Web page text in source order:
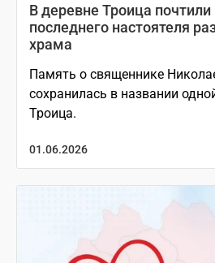
В деревне Троица
последнего настоятеля
храма
Память о священнике
сохранилась в названии
Троица.
01.06.2026